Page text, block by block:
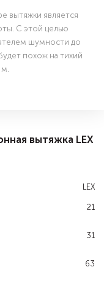
вытяжки является
С этой целью
шумности до
похож на тихий
вытяжка LEX
LEX
21
31
63